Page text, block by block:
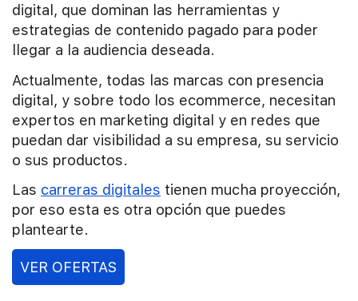
digital, que dominan las herramientas y
estrategias de contenido pagado para poder
llegar a la audiencia deseada.
Actualmente, todas las marcas con presencia
digital, y sobre todo los ecommerce, necesitan
expertos en marketing digital y en redes que
puedan dar visibilidad a su empresa, su servicio
o sus productos.
Las carreras digitales tienen mucha proyección,
por eso esta es otra opción que puedes
plantearte.
VER OFERTAS